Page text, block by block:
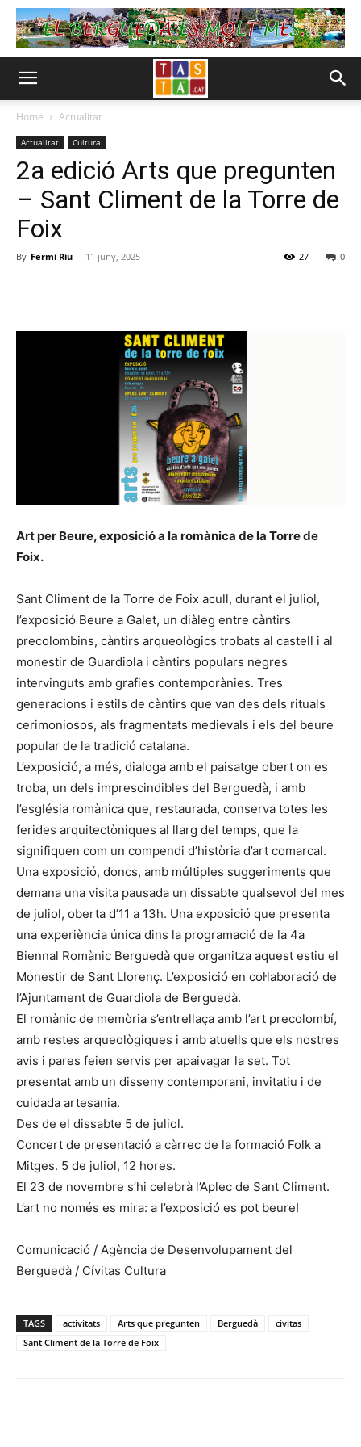
Home Actualitat
Actualitat Cultura
2a edició Arts que pregunten
– Sant Climent de la Torre de
Foix
By Fermi Riu - 11 juny, 2025 0
27
Art per Beure, exposició a la romànica de la Torre de
Foix.
Sant Climent de la Torre de Foix acull, durant el juliol,
l’exposició Beure a Galet, un diàleg entre càntirs
precolombins, càntirs arqueològics trobats al castell i al
monestir de Guardiola i càntirs populars negres
intervinguts amb grafies contemporànies. Tres
generacions i estils de càntirs que van des dels rituals
cerimoniosos, als fragmentats medievals i els del beure
popular de la tradició catalana.
L’exposició, a més, dialoga amb el paisatge obert on es
troba, un dels imprescindibles del Berguedà, i amb
l’església romànica que, restaurada, conserva totes les
ferides arquitectòniques al llarg del temps, que la
signifiquen com un compendi d’història d’art comarcal.
Una exposició, doncs, amb múltiples suggeriments que
demana una visita pausada un dissabte qualsevol del mes
de juliol, oberta d’11 a 13h. Una exposició que presenta
una experiència única dins la programació de la 4a
Biennal Romànic Berguedà que organitza aquest estiu el
Monestir de Sant Llorenç. L’exposició en col·laboració de
l’Ajuntament de Guardiola de Berguedà.
El romànic de memòria s’entrellaça amb l’art precolombí,
amb restes arqueològiques i amb atuells que els nostres
avis i pares feien servis per apaivagar la set. Tot
presentat amb un disseny contemporani, invitatiu i de
cuidada artesania.
Des de el dissabte 5 de juliol.
Concert de presentació a càrrec de la formació Folk a
Mitges. 5 de juliol, 12 hores.
El 23 de novembre s’hi celebrà l’Aplec de Sant Climent.
L’art no només es mira: a l’exposició es pot beure!
Comunicació / Agència de Desenvolupament del
Berguedà / Cívitas Cultura
TAGS activitats Arts que pregunten Berguedà
civitas
Sant Climent de la Torre de Foix